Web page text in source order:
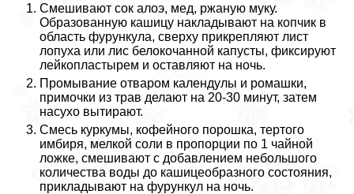
Смешивают сок алоэ, мед, ржаную муку.
Образованную кашицу накладывают на копчик в
область фурункула, сверху прикрепляют лист
лопуха или лис белокочанной капусты, фиксируют
лейкопластырем и оставляют на ночь.
Промывание отваром календулы и ромашки,
примочки из трав делают на 20-30 минут, затем
насухо вытирают.
Смесь куркумы, кофейного порошка, тертого
имбиря, мелкой соли в пропорции по 1 чайной
ложке, смешивают с добавлением небольшого
количества воды до кашицеобразного состояния,
прикладывают на фурункул на ночь.